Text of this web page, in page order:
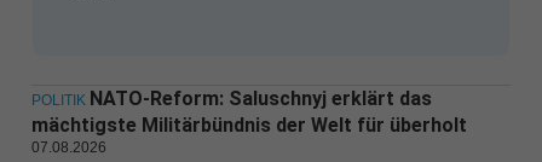
POLITIK NATO-Reform: Saluschnyj erklärt das
mächtigste Militärbündnis der Welt für überholt
07.08.2026